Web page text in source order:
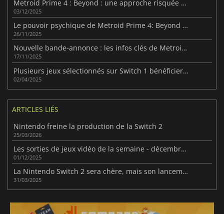
Metroid Prime 4 : Beyond : une approche risquée de la franchise
03/12/2025
Le pouvoir psychique de Metroid Prime 4: Beyond se précise
26/11/2025
Nouvelle bande-annonce : les infos clés de Metroid Prime 4
17/11/2025
Plusieurs jeux sélectionnés sur Switch 1 bénéficieront d'une version améliorée sur Switch 2
02/04/2025
ARTICLES LIÉS
Nintendo freine la production de la Switch 2
25/03/2026
Les sorties de jeux vidéo de la semaine - décembre 2025 (semaine 49)
01/12/2025
La Nintendo Switch 2 sera chère, mais son lancement s’annonce spectaculaire
31/03/2025